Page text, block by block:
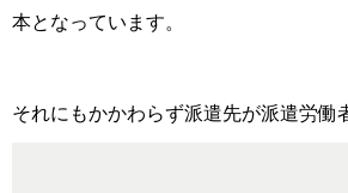
本となっています。
それにもかかわらず派遣先が派遣労働